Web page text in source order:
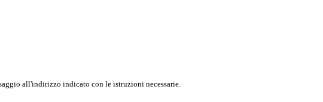
all'indirizzo indicato con le istruzioni necessarie.